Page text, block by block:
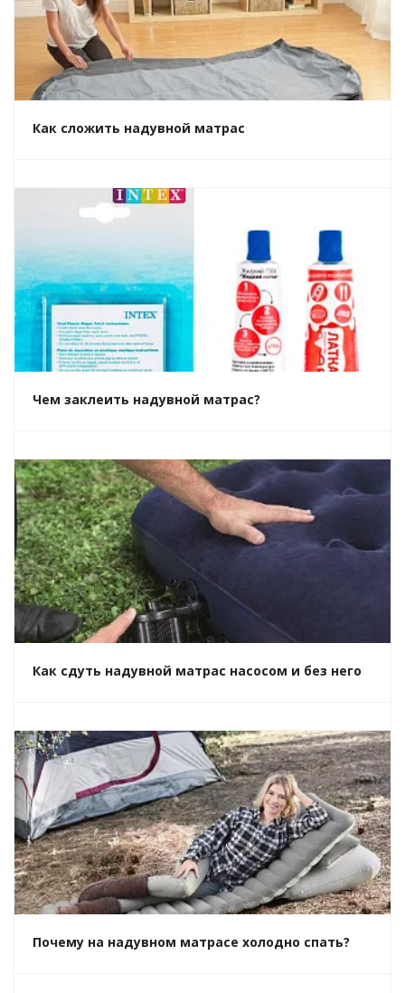
Как сложить надувной матрас
Чем заклеить надувной матрас?
Как сдуть надувной матрас насосом и без него
Почему на надувном матрасе холодно спать?